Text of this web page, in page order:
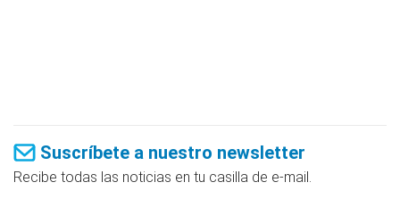
Suscríbete a nuestro newsletter
Recibe todas las noticias en tu casilla de e-mail.